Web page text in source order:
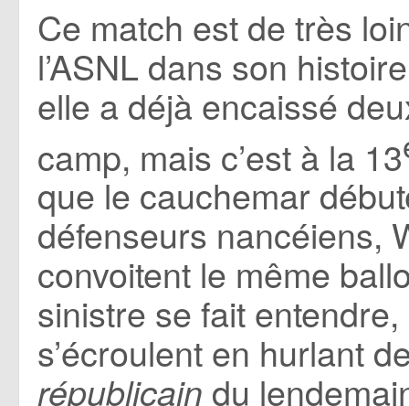
Ce match est de très
l’ASNL dans son
elle a déjà encaissé
camp, mais c’est à la 13
que le cauchemar
défenseurs nancéiens,
convoitent le même
sinistre se fait
s’écroulent en hurlant
républicain du